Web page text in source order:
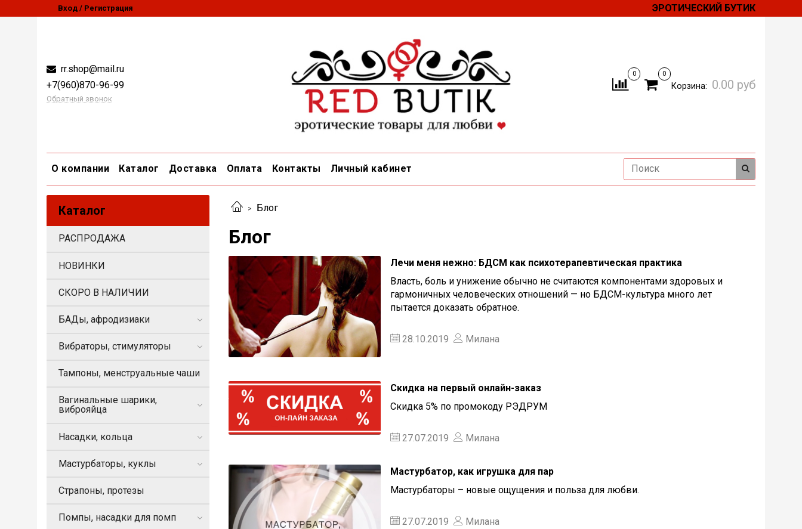
Вход / Регистрация ЭРОТИЧЕСКИЙ БУТИК
rr.shop@mail.ru
+7(960)870-96-99
Обратный звонок
0 0
Корзина: 0.00 руб
О компании Каталог Доставка Оплата Контакты Личный кабинет
Блог
Блог
Лечи меня нежно: БДСМ как психотерапевтическая практика
Власть, боль и унижение обычно не считаются компонентами здоровых и
гармоничных человеческих отношений — но БДСМ-культура много лет
пытается доказать обратное.
28.10.2019 Милана
Скидка на первый онлайн-заказ
Скидка 5% по промокоду РЭДРУМ
27.07.2019 Милана
Мастурбатор, как игрушка для пар
Мастурбаторы – новые ощущения и польза для любви.
27.07.2019 Милана
Каталог
РАСПРОДАЖА
НОВИНКИ
СКОРО В НАЛИЧИИ
БАДы, афродизиаки
Вибраторы, стимуляторы
Тампоны, менструальные чаши
Вагинальные шарики,
виброяйца
Насадки, кольца
Мастурбаторы, куклы
Страпоны, протезы
Помпы, насадки для помп